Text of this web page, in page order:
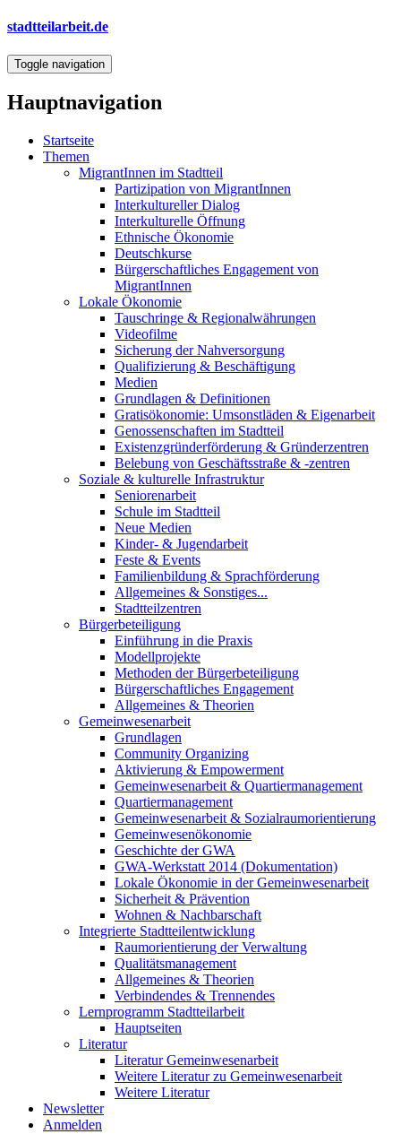
Direkt
Inhalt
stadtteilarbeit.de
Toggle navigation
Hauptnavigation
Startseite
Themen
MigrantInnen im Stadtteil
Partizipation von MigrantInnen
Interkultureller Dialog
Interkulturelle Öffnung
Ethnische Ökonomie
Deutschkurse
Bürgerschaftliches Engagement von
MigrantInnen
Lokale Ökonomie
Tauschringe & Regionalwährungen
Videofilme
Sicherung der Nahversorgung
Qualifizierung & Beschäftigung
Medien
Grundlagen & Definitionen
Gratisökonomie: Umsonstläden & Eigenarbeit
Genossenschaften im Stadtteil
Existenzgründerförderung & Gründerzentren
Belebung von Geschäftsstraße & -zentren
Soziale & kulturelle Infrastruktur
Seniorenarbeit
Schule im Stadtteil
Neue Medien
Kinder- & Jugendarbeit
Feste & Events
Familienbildung & Sprachförderung
Allgemeines & Sonstiges...
Stadtteilzentren
Bürgerbeteiligung
Einführung in die Praxis
Modellprojekte
Methoden der Bürgerbeteiligung
Bürgerschaftliches Engagement
Allgemeines & Theorien
Gemeinwesenarbeit
Grundlagen
Community Organizing
Aktivierung & Empowerment
Gemeinwesenarbeit & Quartiermanagement
Quartiermanagement
Gemeinwesenarbeit & Sozialraumorientierung
Gemeinwesenökonomie
Geschichte der GWA
GWA-Werkstatt 2014 (Dokumentation)
Lokale Ökonomie in der Gemeinwesenarbeit
Sicherheit & Prävention
Wohnen & Nachbarschaft
Integrierte Stadtteilentwicklung
Raumorientierung der Verwaltung
Qualitätsmanagement
Allgemeines & Theorien
Verbindendes & Trennendes
Lernprogramm Stadtteilarbeit
Hauptseiten
Literatur
Literatur Gemeinwesenarbeit
Weitere Literatur zu Gemeinwesenarbeit
Weitere Literatur
Newsletter
Anmelden